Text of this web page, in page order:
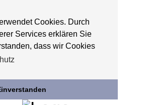
Cookies. Durch
Services erklären Sie
dass wir Cookies